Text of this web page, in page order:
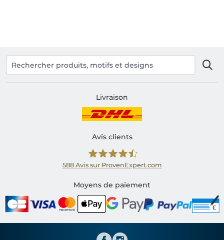
Livraison
Avis clients
Shirtinator FR
588 Avis sur ProvenExpert.com
Moyens de paiement